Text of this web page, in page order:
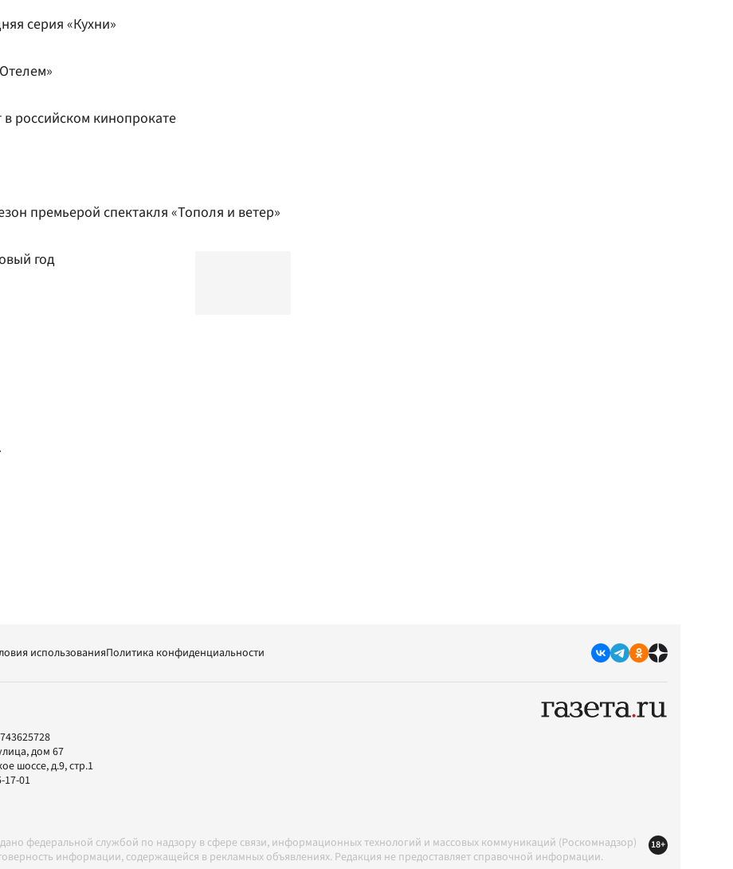
серия «Кухни»
российском кинопрокате
премьерой спектакля «Тополя и ветер»
год
использованияПолитика конфиденциальности
дом 67
шоссе, д.9, стр.1
17-01
федеральной службой по надзору в сфере связи, информационных технологий и массовых коммуникаций (Роскомнадзор)
информации, содержащейся в рекламных объявлениях. Редакция не предоставляет справочной информации.
18+